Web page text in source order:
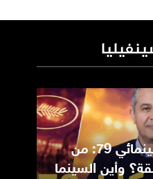
مهرجان كان السينمائي 79: من
وأين السينما